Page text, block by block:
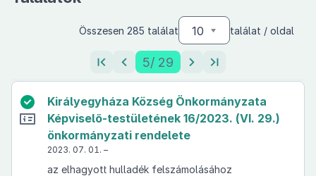
Összesen 285 találat 10 találat / oldal
5/ 29
Királyegyháza Község Önkormányzata
Képviselő-testületének 16/2023. (VI. 29.)
önkormányzati rendelete
2023. 07. 01. –
az elhagyott hulladék felszámolásához